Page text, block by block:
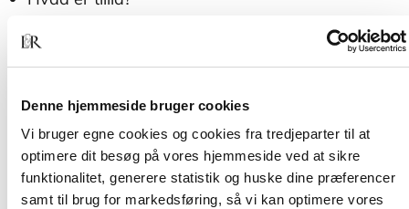
Denne hjemmeside bruger cookies
Vi bruger egne cookies og cookies fra tredjeparter til at
optimere dit besøg på vores hjemmeside ved at sikre
funktionalitet, generere statistik og huske dine præferencer
samt til brug for markedsføring, så vi kan optimere vores
Hvad er håb?
Pia Søltoft sætter således fokus på kærlighedens
kendetegn og med afsæt i Kierkegaards
mesterværk beskriver hun kærlighedens vilkår i
dag.